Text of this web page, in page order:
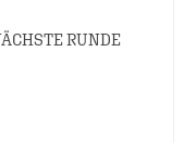
RUNDE